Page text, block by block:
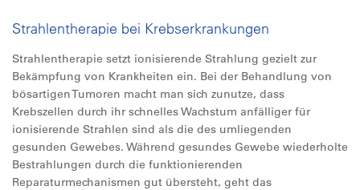
Strahlentherapie bei Krebserkrankungen
Strahlentherapie setzt ionisierende Strahlung gezielt zur
Bekämpfung von Krankheiten ein. Bei der Behandlung von
bösartigen Tumoren macht man sich zunutze, dass
Krebszellen durch ihr schnelles Wachstum anfälliger für
ionisierende Strahlen sind als die des umliegenden
gesunden Gewebes. Während gesundes Gewebe wiederholte
Bestrahlungen durch die funktionierenden
Reparaturmechanismen gut übersteht, geht das